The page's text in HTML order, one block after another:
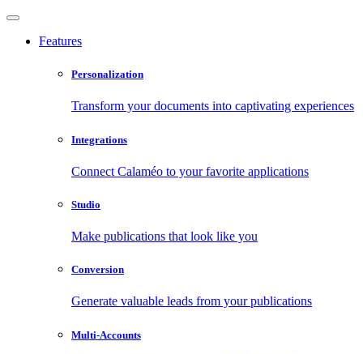
Features
Personalization
Transform your documents into captivating experiences
Integrations
Connect Calaméo to your favorite applications
Studio
Make publications that look like you
Conversion
Generate valuable leads from your publications
Multi-Accounts